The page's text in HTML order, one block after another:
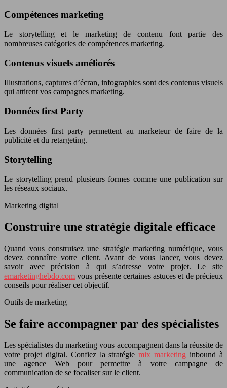
Compétences marketing
Le storytelling et le marketing de contenu font partie des
nombreuses catégories de compétences marketing.
Contenus visuels améliorés
Illustrations, captures d’écran, infographies sont des contenus visuels
qui attirent vos campagnes marketing.
Données first Party
Les données first party permettent au marketeur de faire de la
publicité et du retargeting.
Storytelling
Le storytelling prend plusieurs formes comme une publication sur
les réseaux sociaux.
Marketing digital
Construire une stratégie digitale efficace
Quand vous construisez une stratégie marketing numérique, vous
devez connaître votre client. Avant de vous lancer, vous devez
savoir avec précision à qui s’adresse votre projet. Le site
emarketinghebdo.com vous présente certaines astuces et de précieux
conseils pour réaliser cet objectif.
Outils de marketing
Se faire accompagner par des spécialistes
Les spécialistes du marketing vous accompagnent dans la réussite de
votre projet digital. Confiez la stratégiemix marketing inbound à
une agence Web pour permettre à votre campagne de
communication de se focaliser sur le client.